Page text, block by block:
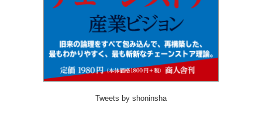
Tweets by shoninsha